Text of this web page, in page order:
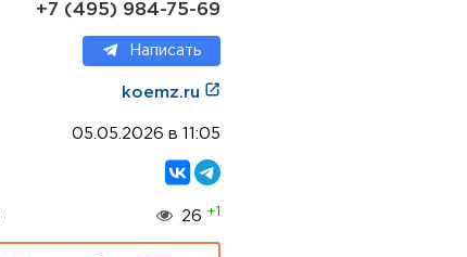
+7 (495) 984-75-69
Написать
koemz.ru
05.05.2026 в 11:05
26 +1